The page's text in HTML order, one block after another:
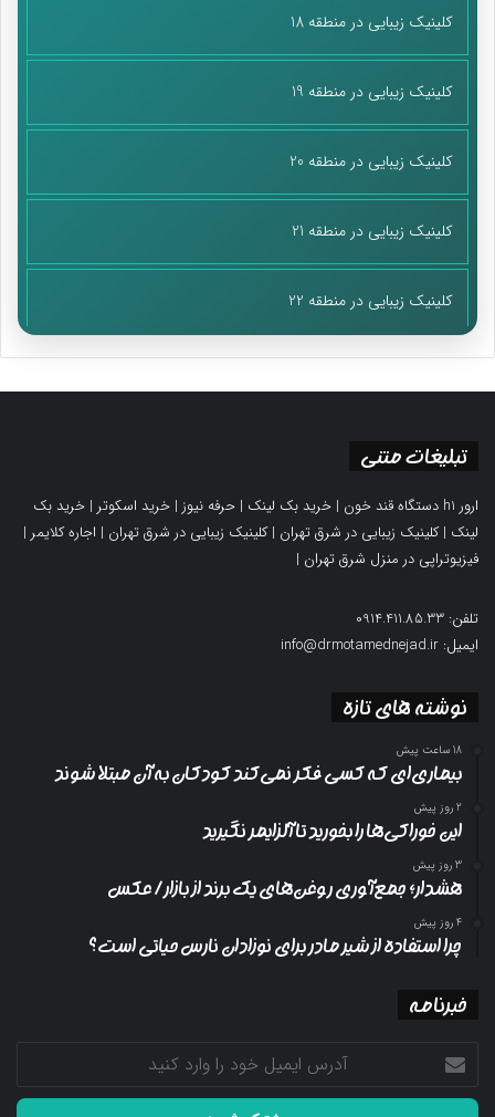
کلینیک زیبایی در منطقه 18
کلینیک زیبایی در منطقه 19
کلینیک زیبایی در منطقه 20
کلینیک زیبایی در منطقه 21
کلینیک زیبایی در منطقه 22
تبلیغات متنی
ارور h1 دستگاه قند خون | خرید بک لینک | حرفه نیوز | خرید اسکوتر | خرید بک
لینک |کلینیک زیبایی در شرق تهران |کلینیک زیبایی در شرق تهران | اجاره کلایمر |
فیزیوتراپی در منزل شرق تهران |
تلفن: 0914.411.85.33
ایمیل: info@drmotamednejad.ir
نوشته های تازه
18 ساعت پیش
بیماری‌ای که کسی فکر نمی‌کند کودکان به آن مبتلا شوند
2 روز پیش
این خوراکی‌ها را بخورید تا آلزایمر نگیرید
3 روز پیش
هشدار؛ جمع‌آوری روغن‌های یک برند از بازار/ عکس
4 روز پیش
چرا استفاده از شیر مادر برای نوزادان نارس حیاتی است؟
خبرنامه
آدرس
ایمیل
خود